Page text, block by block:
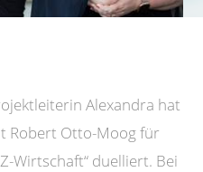
Alexandra hat
Robert Otto-Moog für
Wirtschaft“ duelliert. Bei